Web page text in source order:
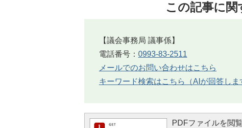
この記事に
【議会事務局 議事係】
電話番号： 0993-83-2511
メールでのお問い合わせはこちら
キーワード検索はこちら（AIが回答しま
PDFファイルを閲